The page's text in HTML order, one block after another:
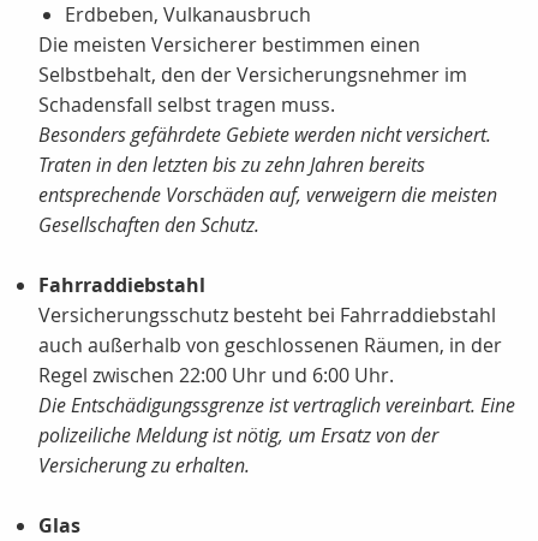
Erdbeben, Vulkanausbruch
Die meisten Versicherer bestimmen einen
Selbstbehalt, den der Versicherungsnehmer im
Schadensfall selbst tragen muss.
Besonders gefährdete Gebiete werden nicht versichert.
Traten in den letzten bis zu zehn Jahren bereits
entsprechende Vorschäden auf, verweigern die meisten
Gesellschaften den Schutz.
Fahrraddiebstahl
Versicherungsschutz besteht bei Fahrraddiebstahl
auch außerhalb von geschlossenen Räumen, in der
Regel zwischen 22:00 Uhr und 6:00 Uhr.
Die Entschädigungssgrenze ist vertraglich vereinbart. Eine
polizeiliche Meldung ist nötig, um Ersatz von der
Versicherung zu erhalten.
Glas